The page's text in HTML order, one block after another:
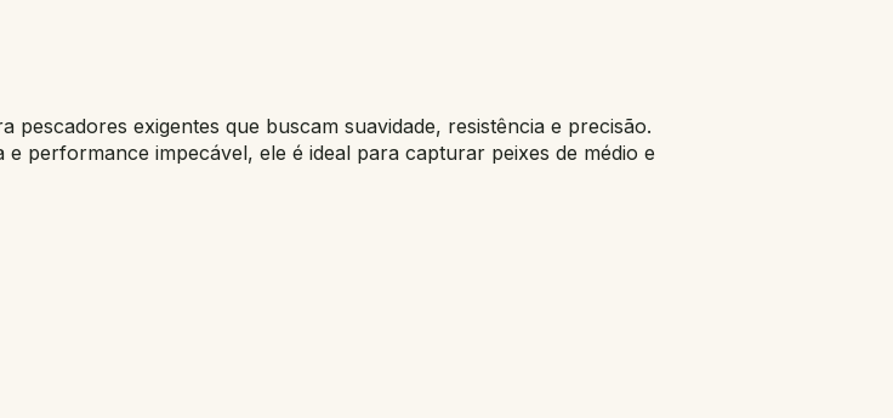
exigentes que buscam suavidade, resistência e precisão.
performance impecável, ele é ideal para capturar peixes de médio e